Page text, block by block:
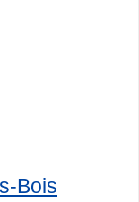
Bois